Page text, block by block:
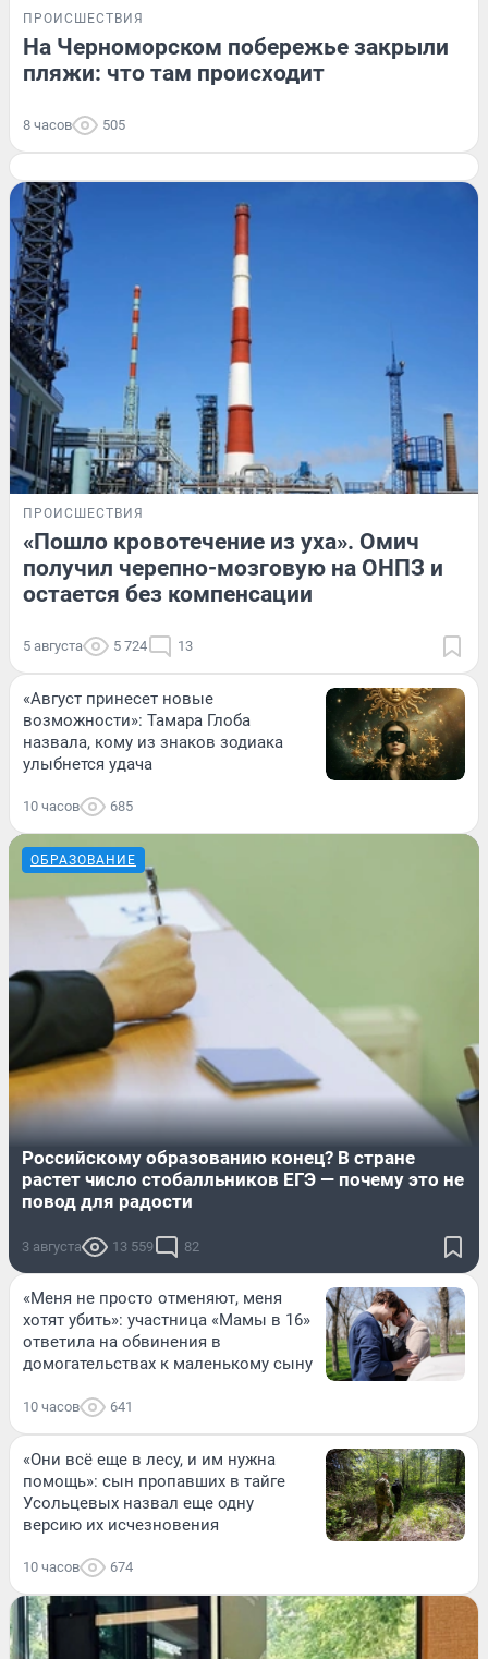
ПРОИСШЕСТВИЯ
На Черноморском побережье закрыли
пляжи: что там происходит
8 часов 505
ПРОИСШЕСТВИЯ
«Пошло кровотечение из уха». Омич
получил черепно-мозговую на ОНПЗ и
остается без компенсации
5 августа 5 724 13
«Август принесет новые
возможности»: Тамара Глоба
назвала, кому из знаков зодиака
улыбнется удача
10 часов 685
ОБРАЗОВАНИЕ
Российскому образованию конец? В стране
растет число стобалльников ЕГЭ — почему это не
повод для радости
3 августа 13 559 82
«Меня не просто отменяют, меня
хотят убить»: участница «Мамы в 16»
ответила на обвинения в
домогательствах к маленькому сыну
10 часов 641
«Они всё еще в лесу, и им нужна
помощь»: сын пропавших в тайге
Усольцевых назвал еще одну
версию их исчезновения
10 часов 674